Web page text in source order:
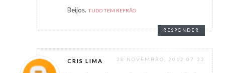
Beijos. TUDO TEM REFRÃO
RESPONDER
CRIS LIMA 28 NOVEMBRO, 2012 07:22